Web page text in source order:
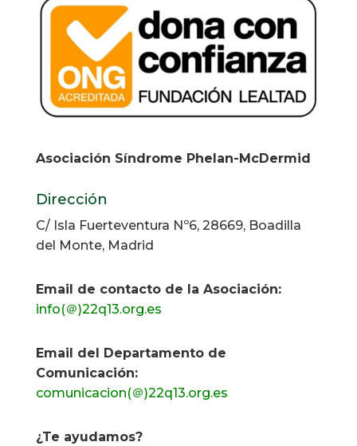
Asociación Síndrome Phelan-McDermid
Dirección
C/ Isla Fuerteventura Nº6, 28669, Boadilla
del Monte, Madrid
Email de contacto de la Asociación:
info(＠)22q13.org.es
Email del Departamento de
Comunicación:
comunicacion(＠)22q13.org.es
¿Te ayudamos?